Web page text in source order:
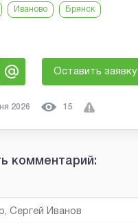
Иваново Брянск
Оставить заявку
2026 15
комментарий: